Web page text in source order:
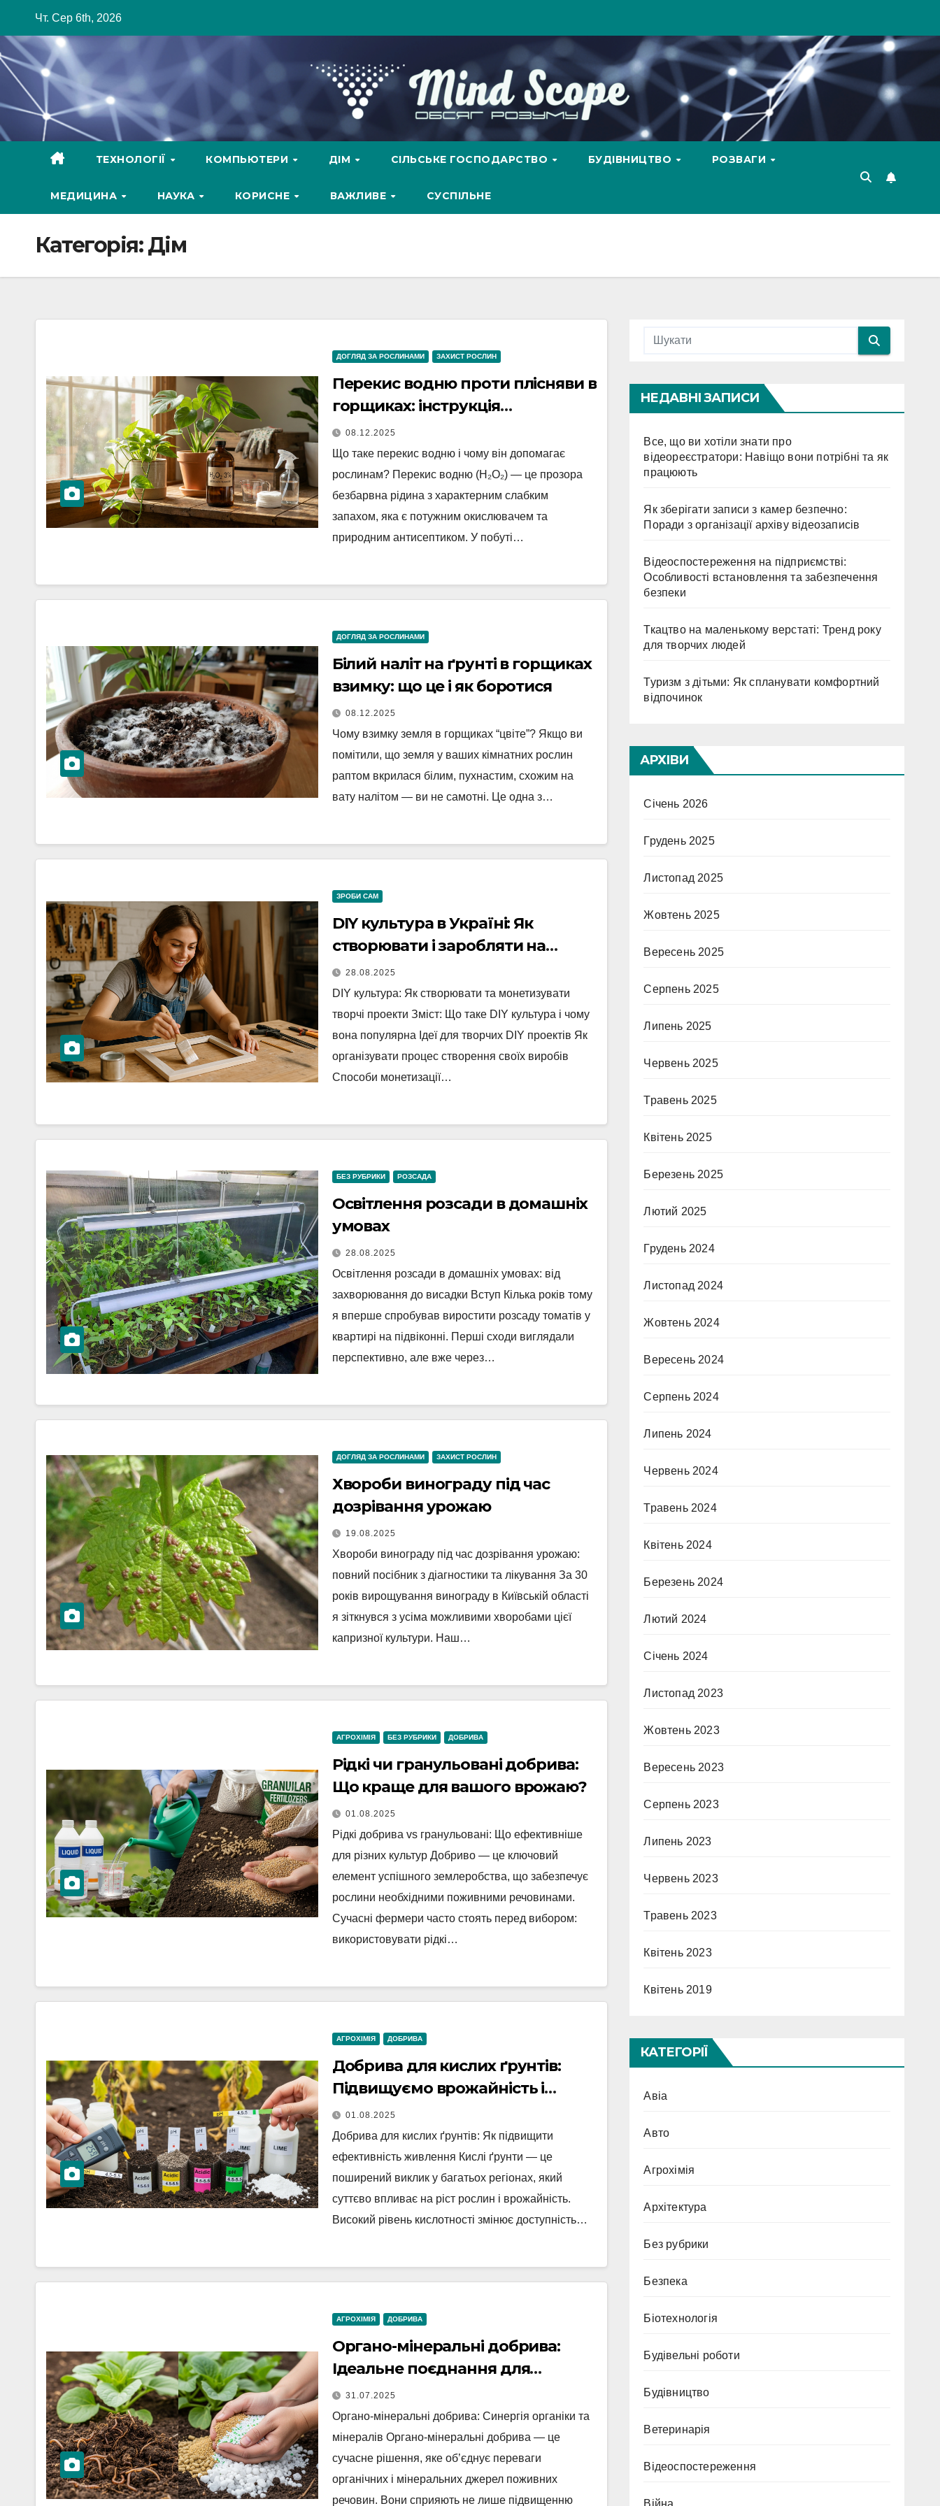
content
Чт. Сер 6th, 2026
ТЕХНОЛОГІЇ КОМПЬЮТЕРИ ДІМ СІЛЬСЬКЕ ГОСПОДАРСТВО БУДІВНИЦТВО РОЗВАГИ
МЕДИЦИНА НАУКА КОРИСНЕ ВАЖЛИВЕ СУСПІЛЬНЕ
Категорія:Дім
ДОГЛЯД ЗА РОСЛИНАМИ ЗАХИСТ РОСЛИН
Перекис водню проти плісняви в
горщиках: інструкція
застосування
08.12.2025
Що таке перекис водню і чому він допомагає
рослинам? Перекис водню (H₂O₂) — це прозора
безбарвна рідина з характерним слабким
запахом, яка є потужним окислювачем та
природним антисептиком. У побуті…
ДОГЛЯД ЗА РОСЛИНАМИ
Білий наліт на ґрунті в горщиках
взимку: що це і як боротися
08.12.2025
Чому взимку земля в горщиках “цвіте”? Якщо ви
помітили, що земля у ваших кімнатних рослин
раптом вкрилася білим, пухнастим, схожим на
вату налітом — ви не самотні. Це одна з…
ЗРОБИ САМ
DIY культура в Україні: Як
створювати і заробляти на
творчих проектах
28.08.2025
DIY культура: Як створювати та монетизувати
творчі проекти Зміст: Що таке DIY культура і чому
вона популярна Ідеї для творчих DIY проектів Як
організувати процес створення своїх виробів
Способи монетизації…
БЕЗ РУБРИКИ РОЗСАДА
Освітлення розсади в домашніх
умовах
28.08.2025
Освітлення розсади в домашніх умовах: від
захворювання до висадки Вступ Кілька років тому
я вперше спробував виростити розсаду томатів у
квартирі на підвіконні. Перші сходи виглядали
перспективно, але вже через…
ДОГЛЯД ЗА РОСЛИНАМИ ЗАХИСТ РОСЛИН
Хвороби винограду під час
дозрівання урожаю
19.08.2025
Хвороби винограду під час дозрівання урожаю:
повний посібник з діагностики та лікування За 30
років вирощування винограду в Київській області
я зіткнувся з усіма можливими хворобами цієї
капризної культури. Наш…
АГРОХІМІЯ БЕЗ РУБРИКИ ДОБРИВА
Рідкі чи гранульовані добрива:
Що краще для вашого врожаю?
01.08.2025
Рідкі добрива vs гранульовані: Що ефективніше
для різних культур Добриво — це ключовий
елемент успішного землеробства, що забезпечує
рослини необхідними поживними речовинами.
Сучасні фермери часто стоять перед вибором:
використовувати рідкі…
АГРОХІМІЯ ДОБРИВА
Добрива для кислих ґрунтів:
Підвищуємо врожайність і
здоров’я рослин
01.08.2025
Добрива для кислих ґрунтів: Як підвищити
ефективність живлення Кислі ґрунти — це
поширений виклик у багатьох регіонах, який
суттєво впливає на ріст рослин і врожайність.
Високий рівень кислотності змінює доступність…
АГРОХІМІЯ ДОБРИВА
Органо-мінеральні добрива:
Ідеальне поєднання для
здорового врожаю
31.07.2025
Органо-мінеральні добрива: Синергія органіки та
мінералів Органо-мінеральні добрива — це
сучасне рішення, яке об’єднує переваги
органічних і мінеральних джерел поживних
речовин. Вони сприяють не лише підвищенню
НЕДАВНІ ЗАПИСИ
Все, що ви хотіли знати про
відеореєстратори: Навіщо вони потрібні та як
працюють
Як зберігати записи з камер безпечно:
Поради з організації архіву відеозаписів
Відеоспостереження на підприємстві:
Особливості встановлення та забезпечення
безпеки
Ткацтво на маленькому верстаті: Тренд року
для творчих людей
Туризм з дітьми: Як спланувати комфортний
відпочинок
АРХІВИ
Січень 2026
Грудень 2025
Листопад 2025
Жовтень 2025
Вересень 2025
Серпень 2025
Липень 2025
Червень 2025
Травень 2025
Квітень 2025
Березень 2025
Лютий 2025
Грудень 2024
Листопад 2024
Жовтень 2024
Вересень 2024
Серпень 2024
Липень 2024
Червень 2024
Травень 2024
Квітень 2024
Березень 2024
Лютий 2024
Січень 2024
Листопад 2023
Жовтень 2023
Вересень 2023
Серпень 2023
Липень 2023
Червень 2023
Травень 2023
Квітень 2023
Квітень 2019
КАТЕГОРІЇ
Авіа
Авто
Агрохімія
Архітектура
Без рубрики
Безпека
Біотехнологія
Будівельні роботи
Будівництво
Ветеринарія
Відеоспостереження
Війна